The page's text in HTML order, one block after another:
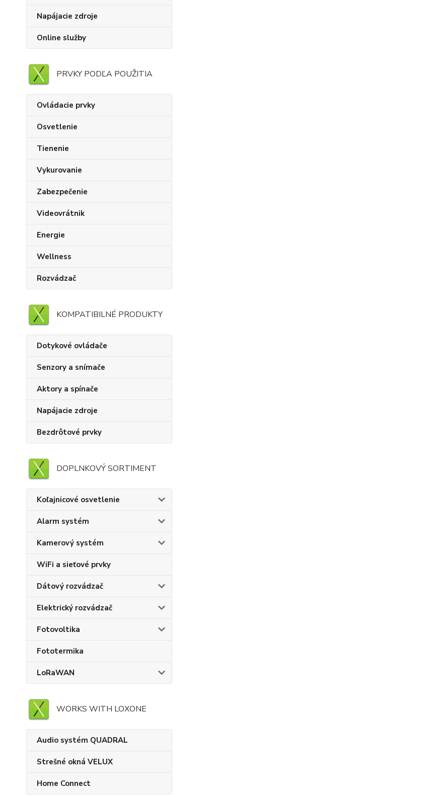
Napájacie zdroje
Online služby
PRVKY PODĽA POUŽITIA
Ovládacie prvky
Osvetlenie
Tienenie
Vykurovanie
Zabezpečenie
Videovrátnik
Energie
Wellness
Rozvádzač
KOMPATIBILNÉ PRODUKTY
Dotykové ovládače
Senzory a snímače
Aktory a spínače
Napájacie zdroje
Bezdrôtové prvky
DOPLNKOVÝ SORTIMENT
Koľajnicové osvetlenie
Alarm systém
Kamerový systém
WiFi a sieťové prvky
Dátový rozvádzač
Elektrický rozvádzač
Fotovoltika
Fototermika
LoRaWAN
WORKS WITH LOXONE
Audio systém QUADRAL
Strešné okná VELUX
Home Connect